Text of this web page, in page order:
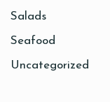
Salads
Seafood
Uncategorized